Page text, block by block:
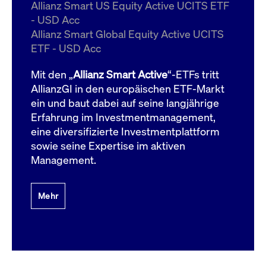
Allianz Smart US Equity Active UCITS ETF
- USD Acc
Allianz Smart Global Equity Active UCITS
ETF - USD Acc
Mit den „Allianz Smart Active“-ETFs tritt
AllianzGI in den europäischen ETF-Markt
ein und baut dabei auf seine langjährige
Erfahrung im Investmentmanagement,
eine diversifizierte Investmentplattform
sowie seine Expertise im aktiven
Management.
Mehr
ApplicationGatewayAffinityCORS
boerse.com
Domain
bis